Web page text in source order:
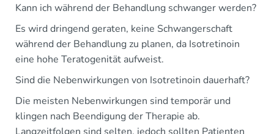
Kann ich während der Behandlung schwanger werden?
Es wird dringend geraten, keine Schwangerschaft
während der Behandlung zu planen, da Isotretinoin
eine hohe Teratogenität aufweist.
Sind die Nebenwirkungen von Isotretinoin dauerhaft?
Die meisten Nebenwirkungen sind temporär und
klingen nach Beendigung der Therapie ab.